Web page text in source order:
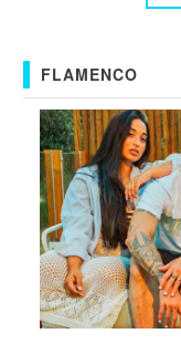
FLAMENCO